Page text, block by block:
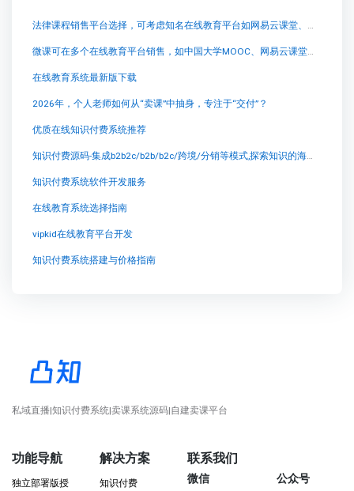
法律课程销售平台选择，可考虑知名在线教育平台如网易云课堂、腾讯课堂等，这些平台用户基数大，
微课可在多个在线教育平台销售，如中国大学MOOC、网易云课堂等。请根据具体需求选择合适的平台
在线教育系统最新版下载
2026年，个人老师如何从“卖课”中抽身，专注于“交付”？
优质在线知识付费系统推荐
知识付费源码-集成b2b2c/b2b/b2c/跨境/分销等模式,探索知识的海洋——兔知云课堂
知识付费系统软件开发服务
在线教育系统选择指南
vipkid在线教育平台开发
知识付费系统搭建与价格指南
私域直播|知识付费系统|卖课系统源码|自建卖课平台
功能导航
独立部署版授
解决方案
知识付费
联系我们
微信 公众号